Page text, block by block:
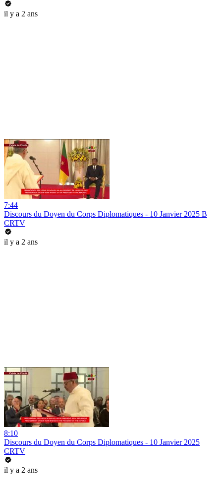
il y a 2 ans
7:44
Discours du Doyen du Corps Diplomatiques - 10 Janvier 2025 B
CRTV
il y a 2 ans
8:10
Discours du Doyen du Corps Diplomatiques - 10 Janvier 2025
CRTV
il y a 2 ans